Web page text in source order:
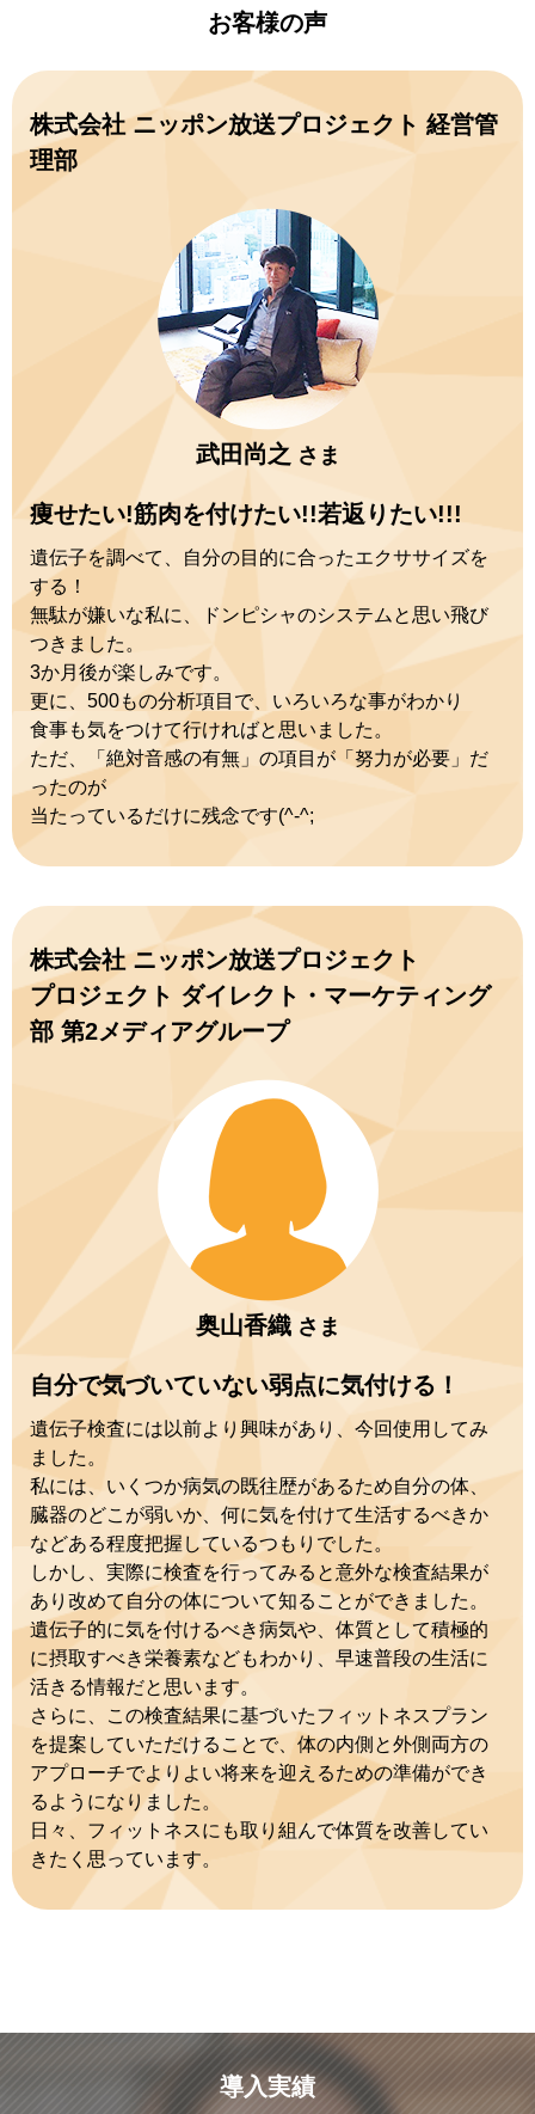
お客様の声
株式会社 ニッポン放送プロジェクト 経営管
理部
武田尚之 さま
痩せたい!筋肉を付けたい!!若返りたい!!!
遺伝子を調べて、自分の目的に合ったエクササイズを
する！
無駄が嫌いな私に、ドンピシャのシステムと思い飛び
つきました。
3か月後が楽しみです。
更に、500もの分析項目で、いろいろな事がわかり
食事も気をつけて行ければと思いました。
ただ、「絶対音感の有無」の項目が「努力が必要」だ
ったのが
当たっているだけに残念です(^-^;
株式会社 ニッポン放送プロジェクト
プロジェクト ダイレクト・マーケティング
部 第2メディアグループ
奥山香織さま
自分で気づいていない弱点に気付ける！
遺伝子検査には以前より興味があり、今回使用してみ
ました。
私には、いくつか病気の既往歴があるため自分の体、
臓器のどこが弱いか、何に気を付けて生活するべきか
などある程度把握しているつもりでした。
しかし、実際に検査を行ってみると意外な検査結果が
あり改めて自分の体について知ることができました。
遺伝子的に気を付けるべき病気や、体質として積極的
に摂取すべき栄養素などもわかり、早速普段の生活に
活きる情報だと思います。
さらに、この検査結果に基づいたフィットネスプラン
を提案していただけることで、体の内側と外側両方の
アプローチでよりよい将来を迎えるための準備ができ
るようになりました。
日々、フィットネスにも取り組んで体質を改善してい
きたく思っています。
導入実績